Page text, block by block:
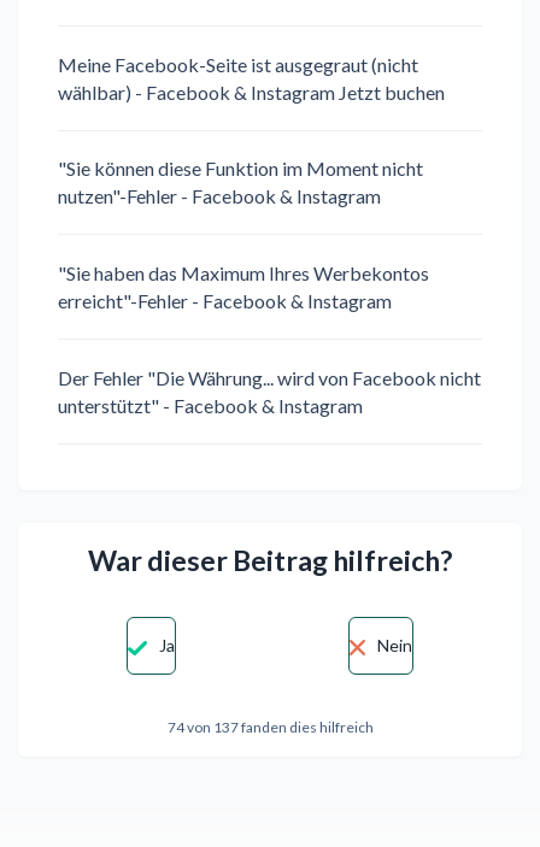
Meine Facebook-Seite ist ausgegraut (nicht
wählbar) - Facebook & Instagram Jetzt buchen
"Sie können diese Funktion im Moment nicht
nutzen"-Fehler - Facebook & Instagram
"Sie haben das Maximum Ihres Werbekontos
erreicht"-Fehler - Facebook & Instagram
Der Fehler "Die Währung... wird von Facebook nicht
unterstützt" - Facebook & Instagram
War dieser Beitrag hilfreich?
Ja Nein
74 von 137 fanden dies hilfreich